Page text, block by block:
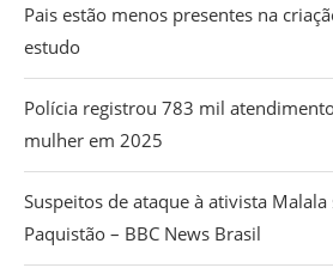
Pais estão menos presentes na
estudo
Polícia registrou 783 mil
mulher em 2025
Suspeitos de ataque à ativista
Paquistão – BBC News Brasil